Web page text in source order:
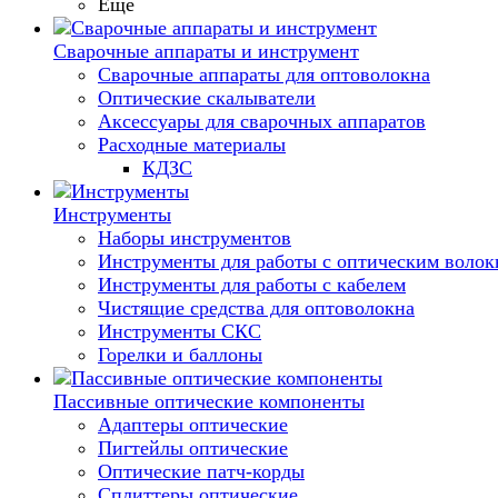
Еще
Сварочные аппараты и инструмент
Сварочные аппараты для оптоволокна
Оптические скалыватели
Аксессуары для сварочных аппаратов
Расходные материалы
КДЗС
Инструменты
Наборы инструментов
Инструменты для работы с оптическим
Инструменты для работы с кабелем
Чистящие средства для оптоволокна
Инструменты СКС
Горелки и баллоны
Пассивные оптические компоненты
Адаптеры оптические
Пигтейлы оптические
Оптические патч-корды